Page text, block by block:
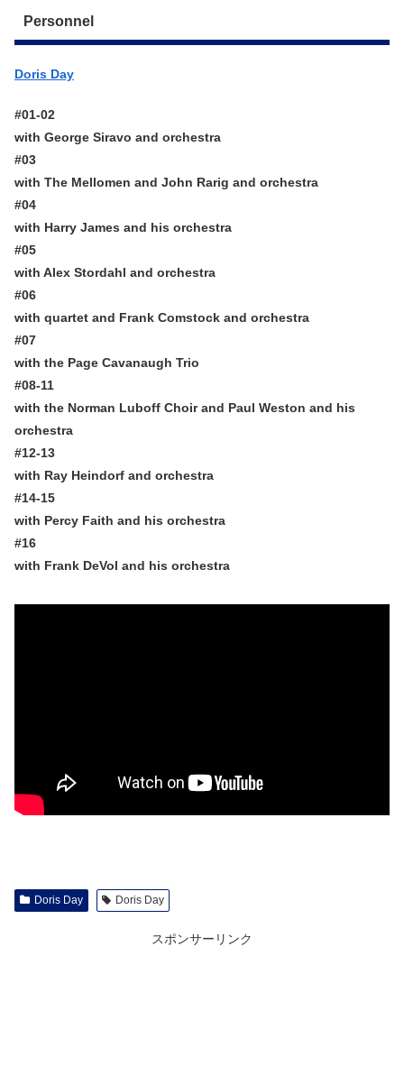
Personnel
Doris Day
#01-02
with George Siravo and orchestra
#03
with The Mellomen and John Rarig and orchestra
#04
with Harry James and his orchestra
#05
with Alex Stordahl and orchestra
#06
with quartet and Frank Comstock and orchestra
#07
with the Page Cavanaugh Trio
#08-11
with the Norman Luboff Choir and Paul Weston and his
orchestra
#12-13
with Ray Heindorf and orchestra
#14-15
with Percy Faith and his orchestra
#16
with Frank DeVol and his orchestra
Doris Day Doris Day
スポンサーリンク